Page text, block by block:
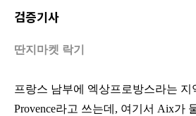
검증기사
딴지마켓 락기
프랑스 남부에 엑상프로방스라는 지
Provence라고 쓰는데, 여기서 Aix가